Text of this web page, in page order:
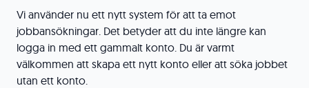
Vi använder nu ett nytt system för att ta emot
jobbansökningar. Det betyder att du inte längre kan
logga in med ett gammalt konto. Du är varmt
välkommen att skapa ett nytt konto eller att söka jobbet
utan ett konto.